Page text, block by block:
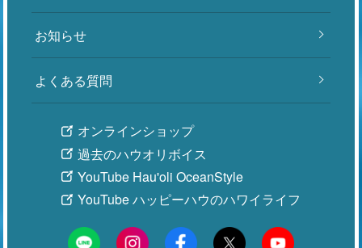
お知らせ
よくある質問
オンラインショップ
過去のハウオリボイス
YouTube Hau'oli OceanStyle
YouTube ハッピーハウのハワイライフ